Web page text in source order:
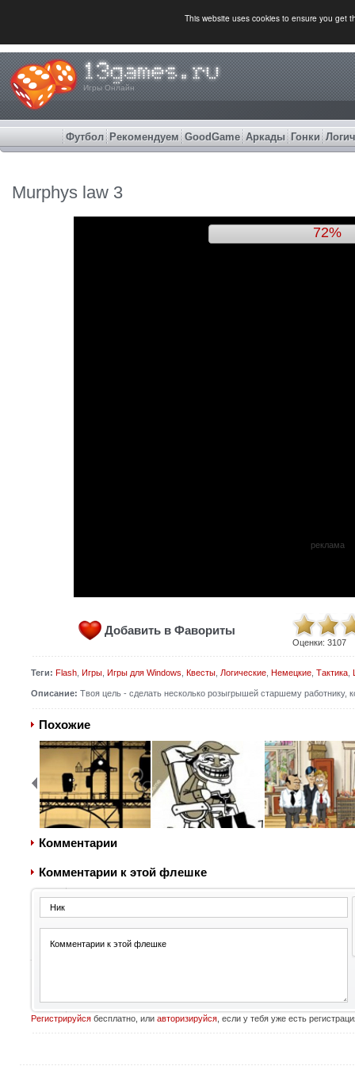
This website uses cookies to ensure you get
Игры Онлайн
Футбол Рекомендуем GoodGame Аркады Гонки
Murphys law 3
74%
реклама
Добавить в Фавориты
Оценки: 3107
Теги: Flash, Игры, Игры для Windows Квесты, Логические, Немецкие, Тактика,
Описание: Твоя цель - сделать несколько розыгрышей старшему работнику,
Похожие
Комментарии
Комментарии к этой флешке
Регистрируйсябесплатно, или авторизируйся, если у тебя уже есть